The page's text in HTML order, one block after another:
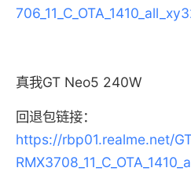
真我GT Neo5 240W
回退包链接：
https://rbp01.realme.net/